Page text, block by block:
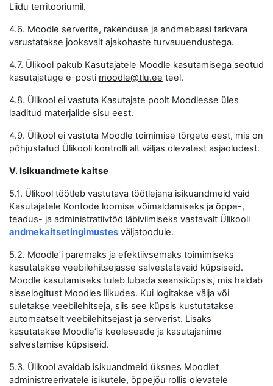
Liidu territooriumil.
4.6. Moodle serverite, rakenduse ja andmebaasi tarkvara
varustatakse jooksvalt ajakohaste turvauuendustega.
4.7. Ülikool pakub Kasutajatele Moodle kasutamisega seotud
kasutajatuge e-posti moodle@tlu.ee teel.
4.8. Ülikool ei vastuta Kasutajate poolt Moodlesse üles
laaditud materjalide sisu eest.
4.9. Ülikool ei vastuta Moodle toimimise tõrgete eest, mis on
põhjustatud Ülikooli kontrolli alt väljas olevatest asjaoludest.
V. Isikuandmete kaitse
5.1. Ülikool töötleb vastutava töötlejana isikuandmeid vaid
Kasutajatele Kontode loomise võimaldamiseks ja õppe-,
teadus- ja administratiivtöö läbiviimiseks vastavalt Ülikooli
andmekaitsetingimustes väljatoodule.
5.2. Moodle’i paremaks ja efektiivsemaks toimimiseks
kasutatakse veebilehitsejasse salvestatavaid küpsiseid.
Moodle kasutamiseks tuleb lubada seansiküpsis, mis haldab
sisselogitust Moodles liikudes. Kui logitakse välja või
suletakse veebilehitseja, siis see küpsis kustutatakse
automaatselt veebilehitsejast ja serverist. Lisaks
kasutatakse Moodle’is keeleseade ja kasutajanime
salvestamise küpsiseid.
5.3. Ülikool avaldab isikuandmeid üksnes Moodlet
administreerivatele isikutele, õppejõu rollis olevatele